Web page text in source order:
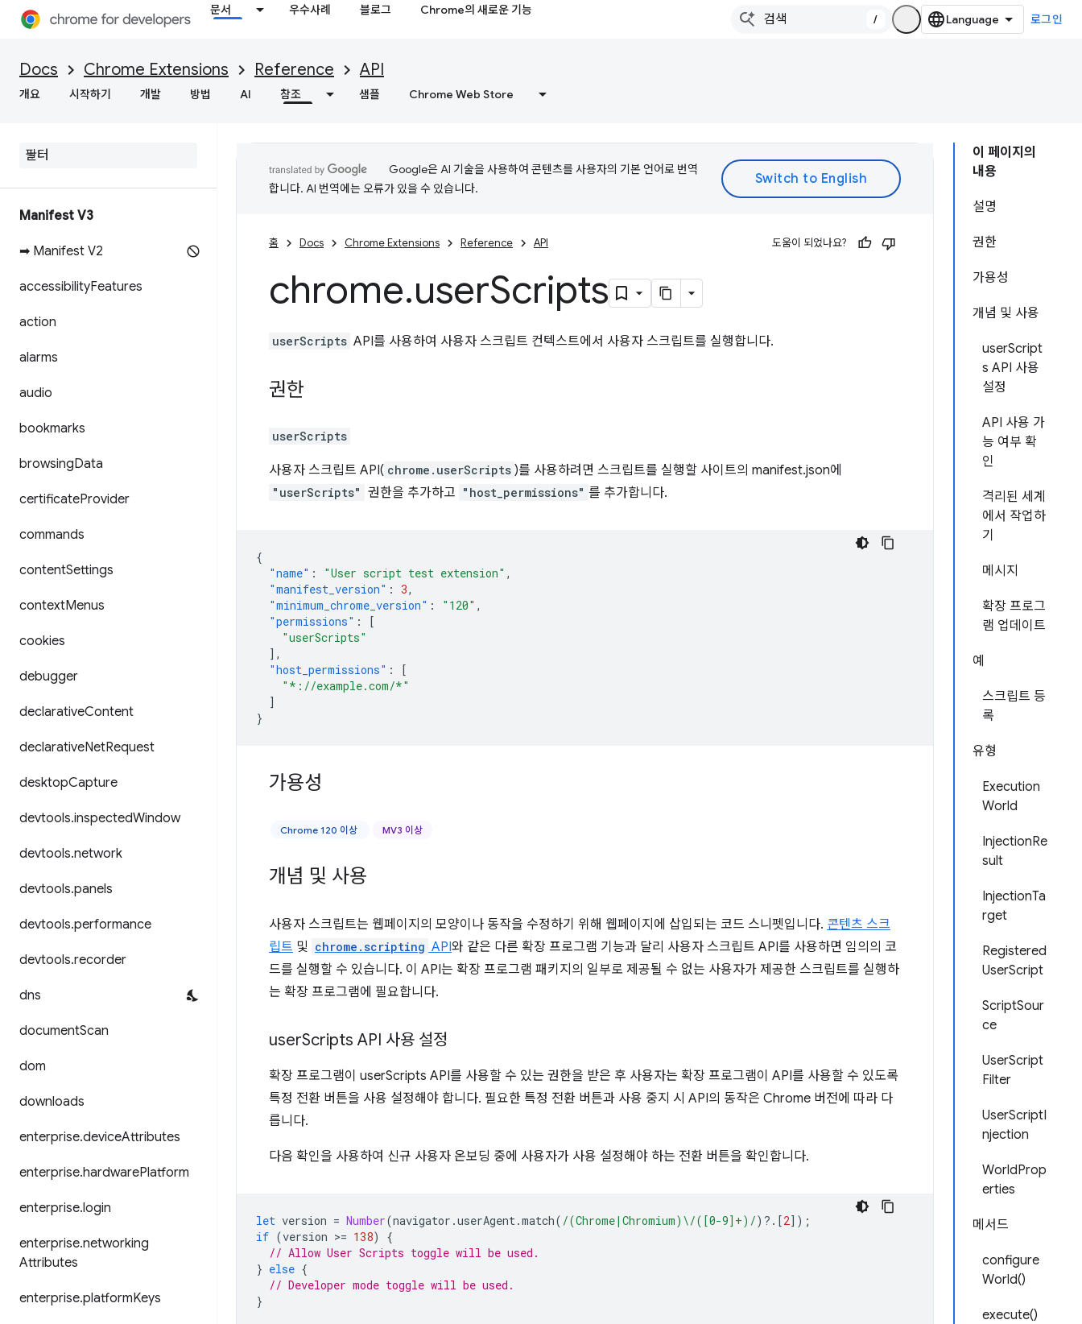
문서 우수사례 블로그 Chrome의 새로운 기능
/ 로그인
Docs Chrome Extensions Reference API
개요 시작하기 개발 방법 AI 참조 샘플 Chrome Web Store
Manifest V3
➡ Manifest V2
accessibilityFeatures
action
alarms
audio
bookmarks
browsingData
certificateProvider
commands
contentSettings
contextMenus
cookies
debugger
declarativeContent
declarativeNetRequest
desktopCapture
devtools.inspectedWindow
devtools.network
devtools.panels
devtools.performance
devtools.recorder
dns
documentScan
dom
downloads
enterprise.deviceAttributes
enterprise.hardwarePlatform
enterprise.login
enterprise.networking
Attributes
enterprise.platformKeys
이 페이지의
내용
설명
권한
가용성
개념 및 사용
userScript
s API 사용
설정
API 사용 가
능 여부 확
인
격리된 세계
에서 작업하
기
메시지
확장 프로그
램 업데이트
예
스크립트 등
록
유형
Execution
World
InjectionRe
sult
InjectionTa
rget
Registered
UserScript
ScriptSour
ce
UserScript
Filter
UserScriptI
njection
WorldProp
erties
메서드
configure
World()
execute()
Google은 AI 기술을 사용하여 콘텐츠를 사용자의 기본 언어로 번역
합니다. AI 번역에는 오류가 있을 수 있습니다.
홈 Docs Chrome Extensions Reference API 도움이 되었나요?
chrome.userScripts
userScripts API를 사용하여 사용자 스크립트 컨텍스트에서 사용자 스크립트를 실행합니다.
권한
userScripts
사용자 스크립트 API( chrome.userScripts )를 사용하려면 스크립트를 실행할 사이트의 manifest.json에
"userScripts" 권한을 추가하고 "host_permissions" 를 추가합니다.
{
"name" : "User script test extension" ,
"manifest_version" : 3,
"minimum_chrome_version" : "120" ,
"permissions" :
[
"userScripts"
],
"host_permissions" :
[
"*://example.com/*"
]
}
가용성
Chrome 120 이상 MV3 이상
개념 및 사용
사용자 스크립트는 웹페이지의 모양이나 동작을 수정하기 위해 웹페이지에 삽입되는 코드 스니펫입니다. 콘텐츠 스크
립트 및 chrome.scripting API와 같은 다른 확장 프로그램 기능과 달리 사용자 스크립트 API를 사용하면 임의의 코
드를 실행할 수 있습니다. 이 API는 확장 프로그램 패키지의 일부로 제공될 수 없는 사용자가 제공한 스크립트를 실행하
는 확장 프로그램에 필요합니다.
userScripts API 사용 설정
확장 프로그램이 userScripts API를 사용할 수 있는 권한을 받은 후 사용자는 확장 프로그램이 API를 사용할 수 있도록
특정 전환 버튼을 사용 설정해야 합니다. 필요한 특정 전환 버튼과 사용 중지 시 API의 동작은 Chrome 버전에 따라 다
릅니다.
다음 확인을 사용하여 신규 사용자 온보딩 중에 사용자가 사용 설정해야 하는 전환 버튼을 확인합니다.
let version = Number(navigator .userAgent.match( /(Chrome|Chromium)\/([0-9]+)/) ? .[2]);
if (version >= 138)
{
// Allow User Scripts toggle will be used.
} else {
// Developer mode toggle will be used.
}